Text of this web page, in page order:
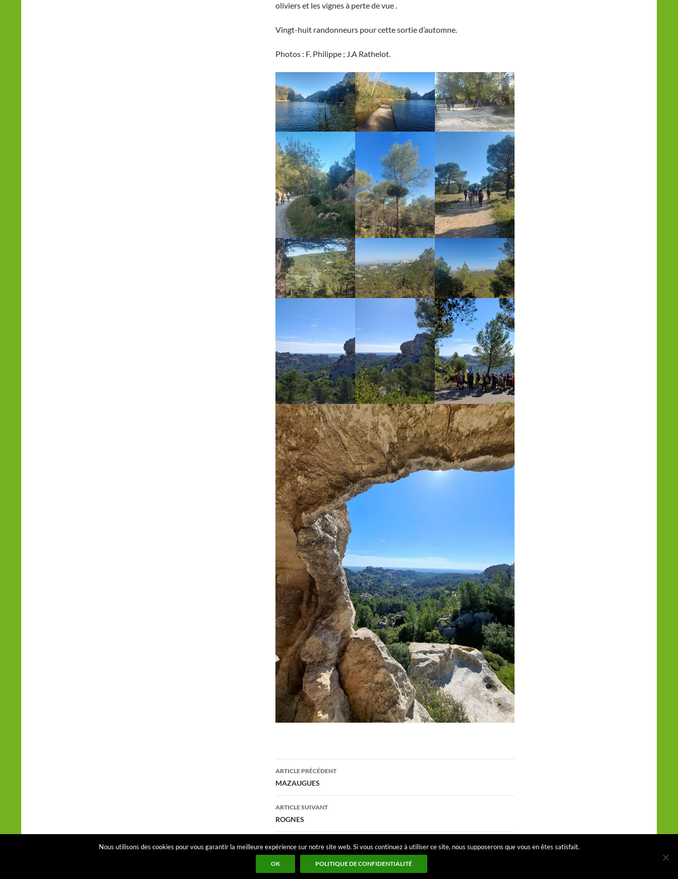
oliviers et les vignes à perte de vue .
Vingt-huit randonneurs pour cette sortie d’automne.
Photos : F. Philippe ; J.A Rathelot.
Navigation
des
articles
ARTICLE PRÉCÉDENT
MAZAUGUES
ARTICLE SUIVANT
ROGNES
Nous utilisons des cookies pour vous garantir la meilleure expérience sur notre site web. Si vous continuez à utiliser ce site, nous supposerons que vous en êtes satisfait.
OK POLITIQUE DE CONFIDENTIALITÉ